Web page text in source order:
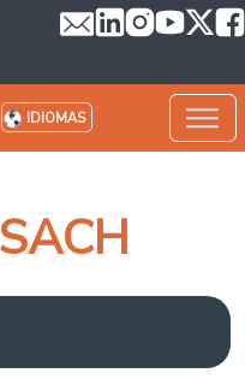
IDIOMAS